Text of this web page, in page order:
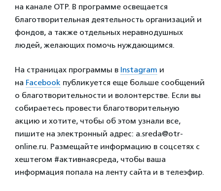
на канале ОТР. В программе освещается
благотворительная деятельность организаций и
фондов, а также отдельных неравнодушных
людей, желающих помочь нуждающимся.
На страницах программы в Instagram и
на Facebook публикуется еще больше сообщений
о благотворительности и волонтерстве. Если вы
собираетесь провести благотворительную
акцию и хотите, чтобы об этом узнали все,
пишите на электронный адрес: a.sreda@otr-
online.ru. Размещайте информацию в соцсетях с
хештегом #активнаясреда, чтобы ваша
информация попала на ленту сайта и в телеэфир.